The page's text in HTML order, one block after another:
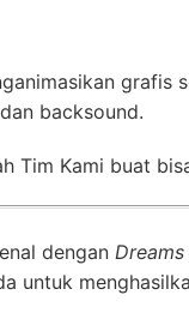
grafis
backsound.
Tim Kami buat
dengan
untuk